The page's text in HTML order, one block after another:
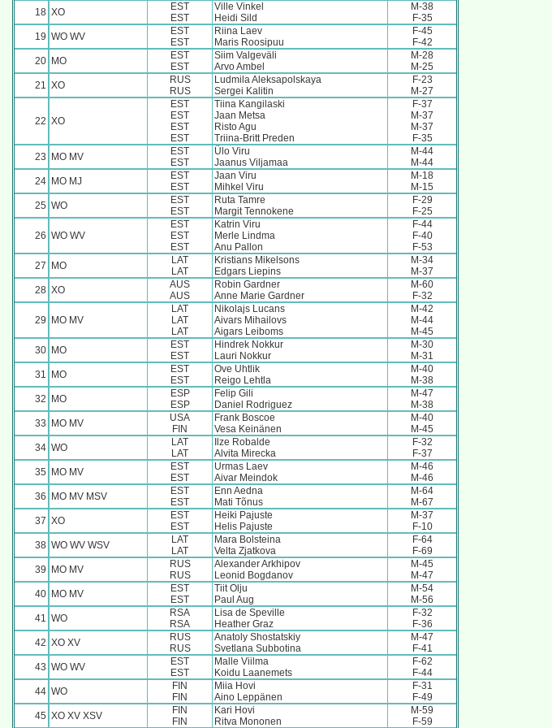
18 XO EST Ville Vinkel
M-38
EST
Heidi Sild
F-35
19 WO WV EST Riina Laev
F-45
EST
Maris Roosipuu
F-42
20 MO EST Siim Valgeväli
M-28
EST
Arvo Ambel
M-25
21 XO RUS Ludmila Aleksapolskaya
F-23
RUS
Sergei Kalitin M-27
22 XO
EST Tiina Kangilaski
F-37
EST
Jaan Metsa
M-37
EST
Risto Agu
M-37
EST
Triina-Britt Preden
F-35
23
MO MV EST Ülo Viru
M-44
EST
Jaanus Viljamaa
M-44
24 MO MJ EST Jaan Viru
M-18
EST
Mihkel Viru
M-15
25 WO EST Ruta Tamre
F-29
EST
Margit Tennokene F-25
26 WO WV
EST Katrin Viru
F-44
EST
Merle Lindma
F-40
EST
Anu Pallon
F-53
27
MO LAT Kristians Mikelsons
M-34
LAT
Edgars Liepins
M-37
28 XO AUS Robin Gardner
M-60
AUS
Anne Marie Gardner F-32
29 MO MV
LAT Nikolajs Lucans
M-42
LAT
Aivars Mihailovs
M-44
LAT
Aigars Leiboms
M-45
30 MO EST Hindrek Nokkur
M-30
EST
Lauri Nokkur
M-31
31
MO EST Ove Uhtlik
M-40
EST
Reigo Lehtla
M-38
32
MO ESP Felip Gili
M-47
ESP
Daniel Rodriguez
M-38
33
MO MV USA Frank Boscoe
M-40
FIN
Vesa Keinänen
M-45
34 WO LAT Ilze Robalde
F-32
LAT
Alvita Mirecka
F-37
35
MO MV EST Urmas Laev
M-46
EST
Aivar Meindok
M-46
36
MO MV MSV EST Enn Aedna
M-64
EST
Mati Tõnus
M-67
37 XO EST Heiki Pajuste
M-37
EST
Helis Pajuste
F-10
38 WO WV WSV LAT Mara Bolsteina
F-64
LAT
Velta Zjatkova
F-69
39
MO MV RUS Alexander Arkhipov
M-45
RUS
Leonid Bogdanov
M-47
40 MO MV EST Tiit Olju
M-54
EST
Paul Aug
M-56
41 WO RSA Lisa de Speville
F-32
RSA
Heather Graz
F-36
42 XO XV RUS Anatoly Shostatskiy
M-47
RUS
Svetlana Subbotina
F-41
43 WO WV EST Malle Viilma
F-62
EST
Koidu Laanemets
F-44
44 WO FIN Miia Hovi
F-31
FIN
Aino Leppänen
F-49
45 XO XV XSV FIN Kari Hovi
M-59
FIN
Ritva Mononen
F-59